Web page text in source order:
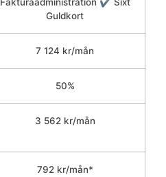
Fakturaadministration ✔ Sixt
Guldkort
7 124 kr/mån
50%
3 562 kr/mån
792 kr/mån*